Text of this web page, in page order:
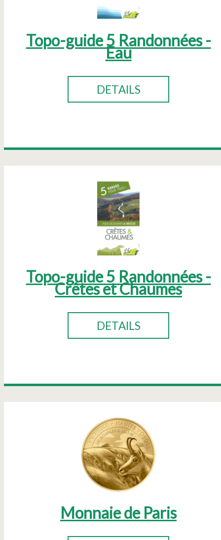
Topo-guide 5 Randonnées -
Eau
DETAILS
Topo-guide 5 Randonnées -
Crêtes et Chaumes
DETAILS
Monnaie de Paris